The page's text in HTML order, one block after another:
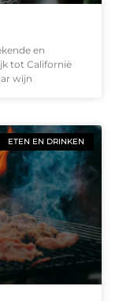
en
tot Californië
wijn
ETEN EN DRINKEN